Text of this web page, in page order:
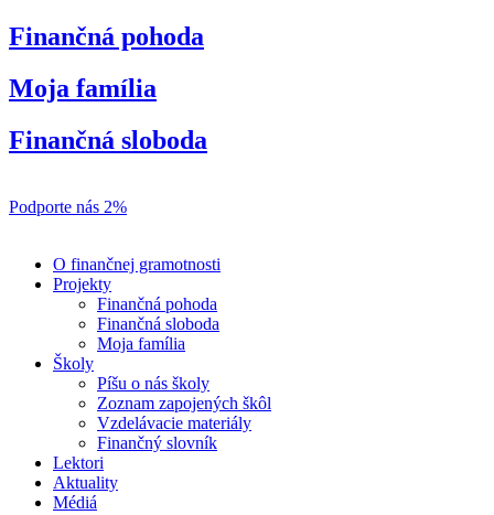
Preskočiť
na
Finančná pohoda
Moja família
Finančná sloboda
Podporte nás 2%
O finančnej gramotnosti
Projekty
Finančná pohoda
Finančná sloboda
Moja família
Školy
Píšu o nás školy
Zoznam zapojených škôl
Vzdelávacie materiály
Finančný slovník
Lektori
Aktuality
Médiá